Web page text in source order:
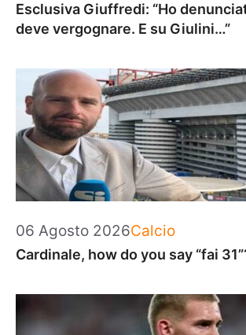
Esclusiva Giuffredi: “Ho
deve vergognare. E su Giulini…”
06 Agosto 2026Categorie
Calcio
Cardinale, how do you say “fai